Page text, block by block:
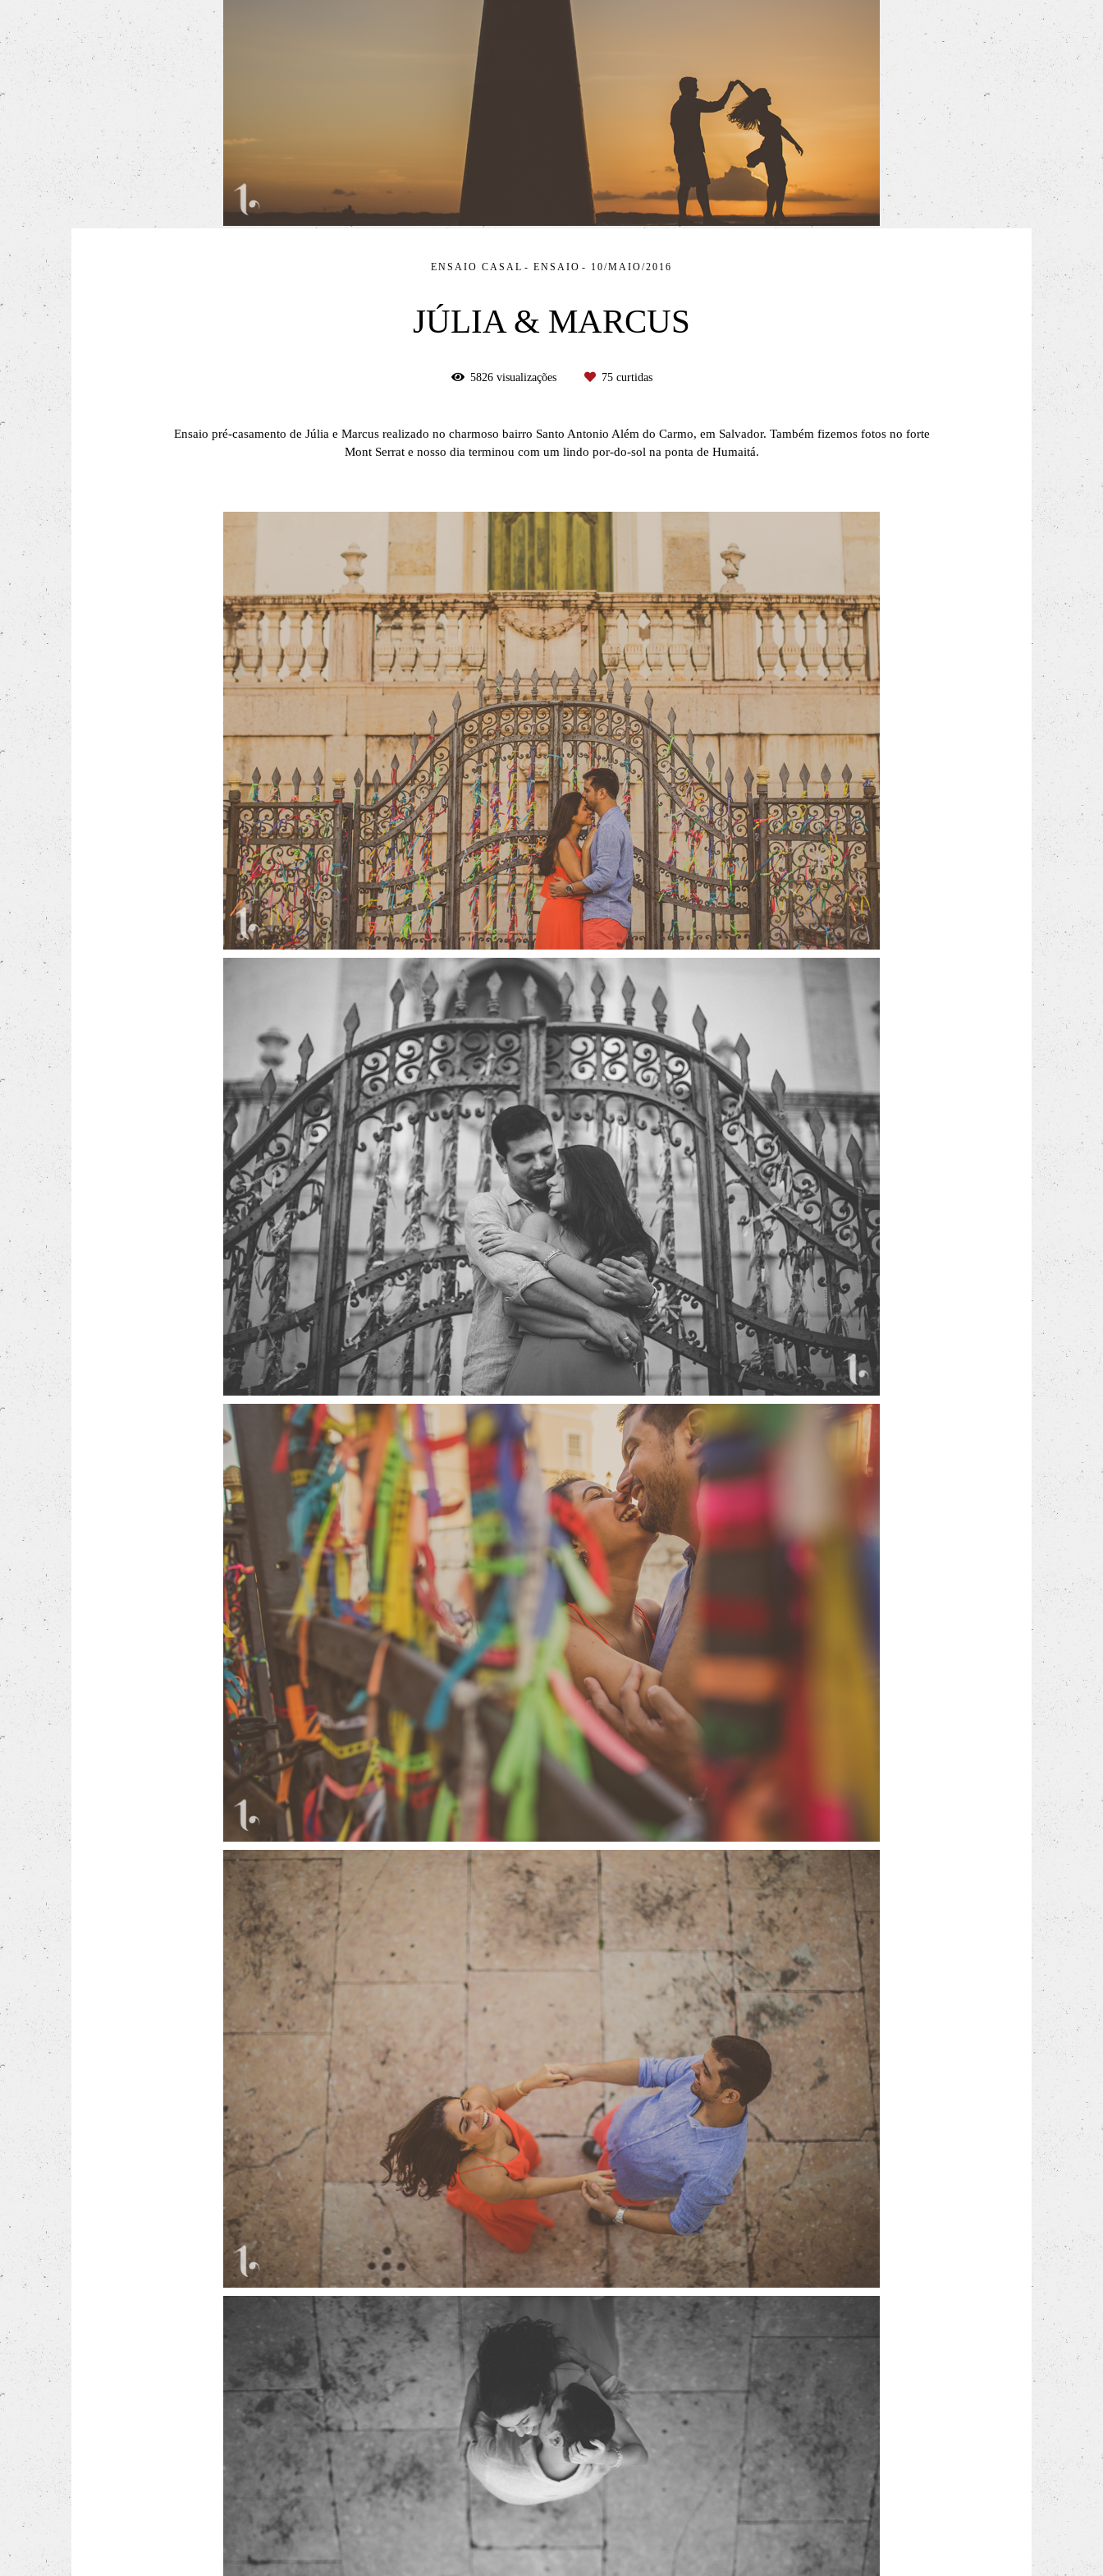
ENSAIO CASAL ENSAIO 10/MAIO/2016
JÚLIA & MARCUS
5826visualizações 75curtidas
Ensaio pré-casamento de Júlia e Marcus realizado no charmoso bairro Santo Antonio Além do Carmo, em Salvador. Também fizemos fotos no forte
Mont Serrat e nosso dia terminou com um lindo por-do-sol na ponta de Humaitá.